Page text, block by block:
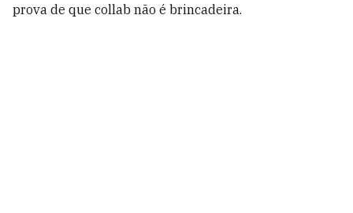
prova de que collab não é brincadeira.